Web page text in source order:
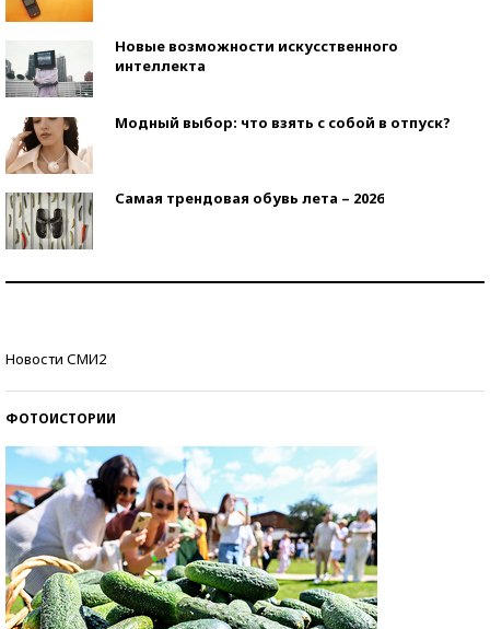
Новые возможности искусственного
интеллекта
Модный выбор: что взять с собой в отпуск?
Самая трендовая обувь лета – 2026
Новости СМИ2
ФОТОИСТОРИИ